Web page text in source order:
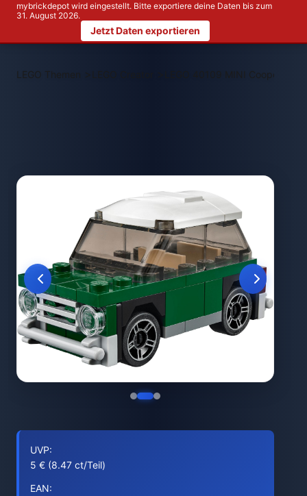
mybrickdepot wird eingestellt. Bitte exportiere deine Daten bis zum
31. August 2026.
Jetzt Daten exportieren
LEGO Themen > LEGO 40109 MINI Cooper Mini
UVP:
5 € (8.47 ct/Teil)
EAN: